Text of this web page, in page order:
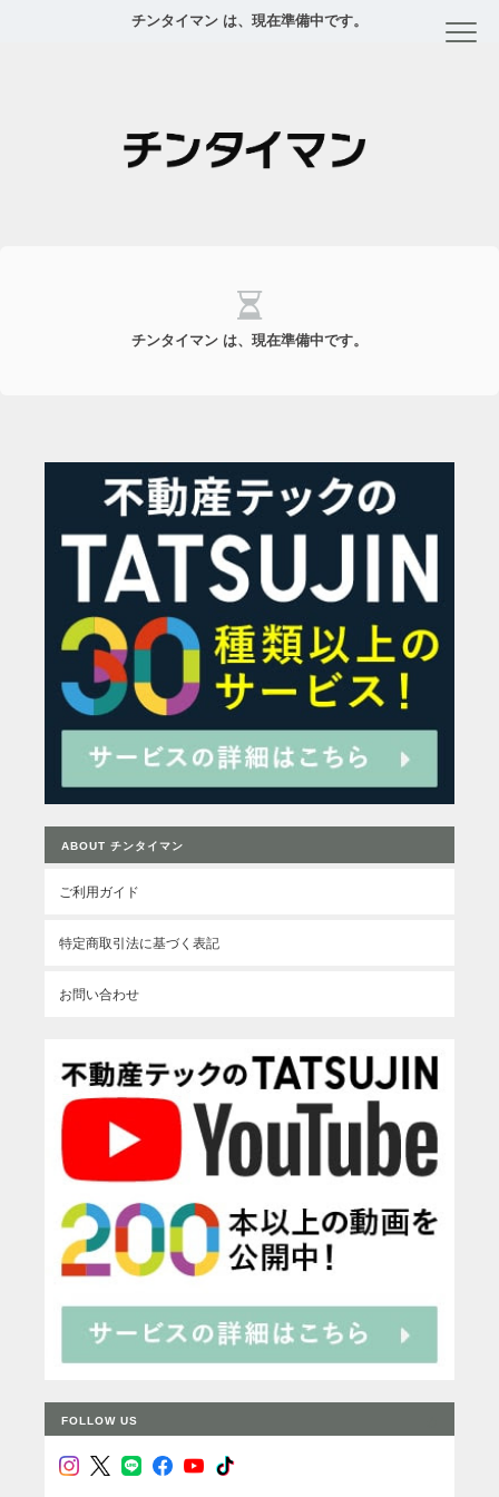
チンタイマン は、現在準備中です。
チンタイマン は、現在準備中です。
ABOUT チンタイマン
ご利用ガイド
特定商取引法に基づく表記
お問い合わせ
FOLLOW US